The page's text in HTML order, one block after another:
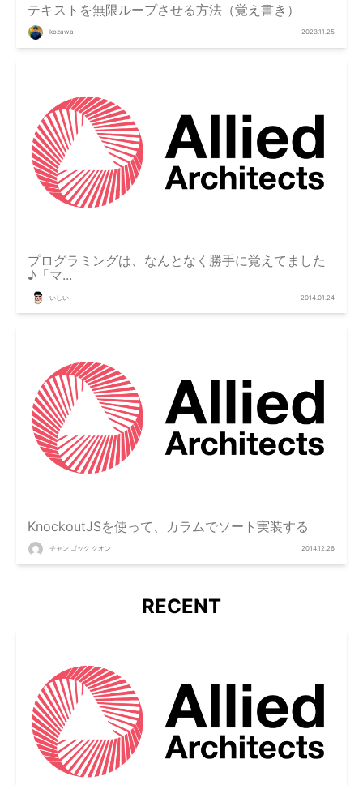
テキストを無限ループさせる方法（覚え書き）
kozawa 2023.11.25
プログラミングは、なんとなく勝手に覚えてました
♪「マ...
いしい 2014.01.24
KnockoutJSを使って、カラムでソート実装する
チャン ゴック クオン 2014.12.26
RECENT